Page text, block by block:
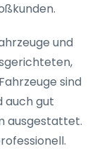
und
sind
auch gut
ausgestattet.